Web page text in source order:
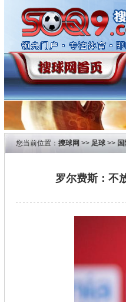
您当前位置： 搜球网 >> 足球>>
罗尔费斯：不